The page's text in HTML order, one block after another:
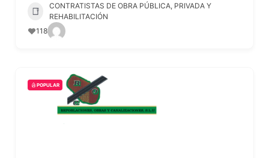
CONTRATISTAS DE OBRA PÚBLICA, PRIVADA Y
REHABILITACIÓN
118
POPULAR